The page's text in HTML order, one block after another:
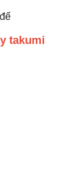
takumi